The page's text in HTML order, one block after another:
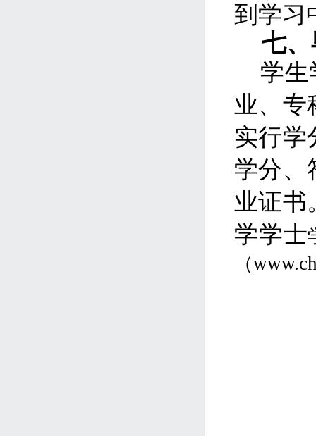
到学习
七
学生
业、专
实行学
学分、
业证书
学学士
（